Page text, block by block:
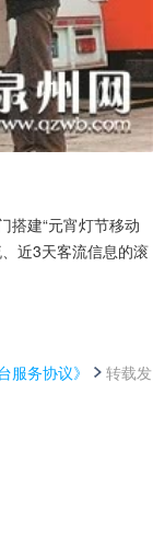
搭建“元宵灯节移动
近3天客流信息的滚
服务协议》
转载发